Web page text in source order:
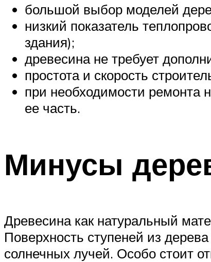
большой выбор моделей
низкий показатель
здания);
древесина не требует
простота и скорость
при необходимости ремонта
ее часть.
Минусы
Древесина как натуральный
Поверхность ступеней из
солнечных лучей. Особо стоит